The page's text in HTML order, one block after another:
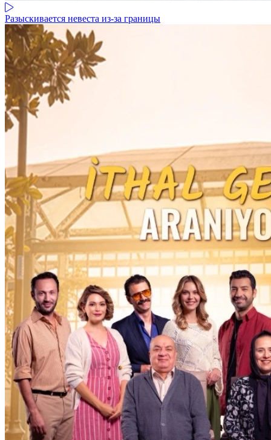
Разыскивается невеста из-за границы